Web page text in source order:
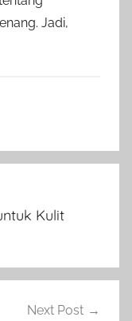
Jadi,
Kulit
Next Post